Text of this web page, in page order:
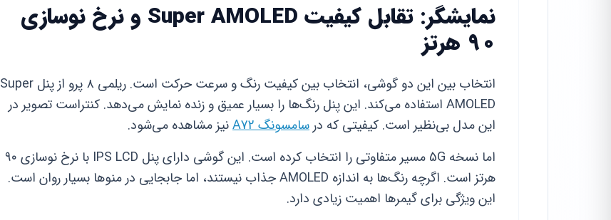
نمایشگر: تقابل کیفیت Super AMOLED و نرخ نوسازی
90 هرتز
انتخاب بین این دو گوشی، انتخاب بین کیفیت رنگ و سرعت حرکت است. ریلمی ۸ پرو از پنل Super
AMOLED استفاده می‌کند. این پنل رنگ‌ها را بسیار عمیق و زنده نمایش می‌دهد. کنتراست تصویر در
این مدل بی‌نظیر است. کیفیتی که در سامسونگ A72
نیز مشاهده می‌شود.
اما نسخه 5G مسیر متفاوتی را انتخاب کرده است. این گوشی دارای پنل IPS LCD با نرخ نوسازی ۹۰
هرتز است. اگرچه رنگ‌ها به اندازه AMOLED جذاب نیستند، اما جابجایی در منوها بسیار روان است.
این ویژگی برای گیمرها اهمیت زیادی دارد.